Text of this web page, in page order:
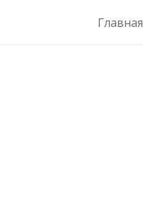
Главная